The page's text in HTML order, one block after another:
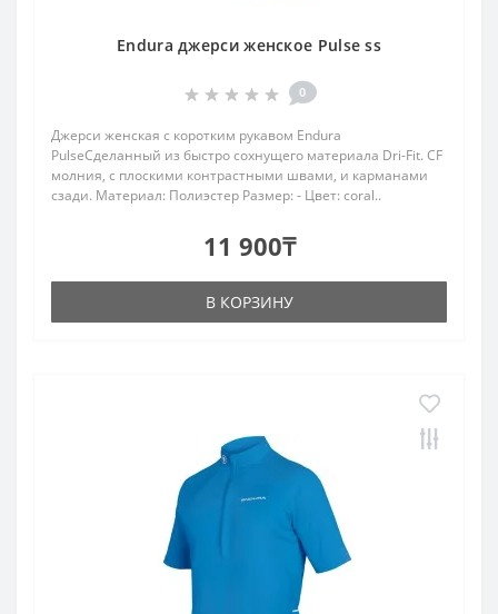
Endura джерси женское Pulse ss
0
Джерси женская с коротким рукавом Endura
PulseСделанный из быстро сохнущего материала Dri-Fit. CF
молния, с плоскими контрастными швами, и карманами
сзади. Материал: Полиэстер Размер: - Цвет: сoral..
11 900₸
В КОРЗИНУ